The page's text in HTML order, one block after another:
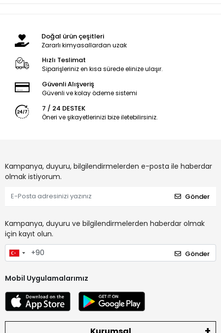
Doğal ürün çeşitleri
Zararlı kimyasallardan uzak
Hızlı Teslimat
Siparişleriniz en kısa sürede elinize ulaşır.
Güvenli Alışveriş
Güvenli ve kolay ödeme sistemi
7 / 24 DESTEK
Öneri ve şikayetlerinizi bize iletebilirsiniz.
Kampanya, duyuru, bilgilendirmelerden e-posta ile haberdar
olmak istiyorum.
Gönder
Kampanya, duyuru ve bilgilendirmelerden haberdar olmak
için kayıt olun.
Gönder
Mobil Uygulamalarımız